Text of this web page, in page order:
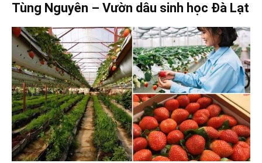
Tùng Nguyên – Vườn dâu sinh học Đà Lạt